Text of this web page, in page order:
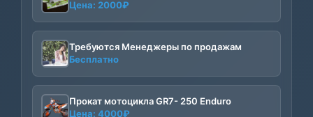
Цена: 2000₽
Требуются Менеджеры по продажам
Бесплатно
Прокат мотоцикла GR7- 250 Enduro
Цена: 4000₽